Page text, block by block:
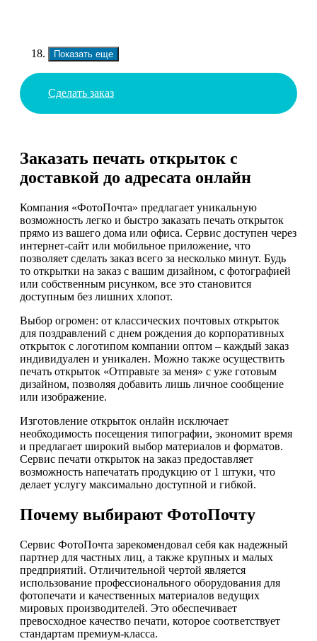
Показать еще
Сделать заказ
Заказать печать открыток с
доставкой до адресата онлайн
Компания «ФотоПочта» предлагает уникальную
возможность легко и быстро заказать печать открыток
прямо из вашего дома или офиса. Сервис доступен через
интернет-сайт или мобильное приложение, что
позволяет сделать заказ всего за несколько минут. Будь
то открытки на заказ с вашим дизайном, с фотографией
или собственным рисунком, все это становится
доступным без лишних хлопот.
Выбор огромен: от классических почтовых открыток
для поздравлений с днем рождения до корпоративных
открыток с логотипом компании оптом – каждый заказ
индивидуален и уникален. Можно также осуществить
печать открыток «Отправьте за меня» с уже готовым
дизайном, позволяя добавить лишь личное сообщение
или изображение.
Изготовление открыток онлайн исключает
необходимость посещения типографии, экономит время
и предлагает широкий выбор материалов и форматов.
Сервис печати открыток на заказ предоставляет
возможность напечатать продукцию от 1 штуки, что
делает услугу максимально доступной и гибкой.
Почему выбирают ФотоПочту
Сервис ФотоПочта зарекомендовал себя как надежный
партнер для частных лиц, а также крупных и малых
предприятий. Отличительной чертой является
использование профессионального оборудования для
фотопечати и качественных материалов ведущих
мировых производителей. Это обеспечивает
превосходное качество печати, которое соответствует
стандартам премиум-класса.